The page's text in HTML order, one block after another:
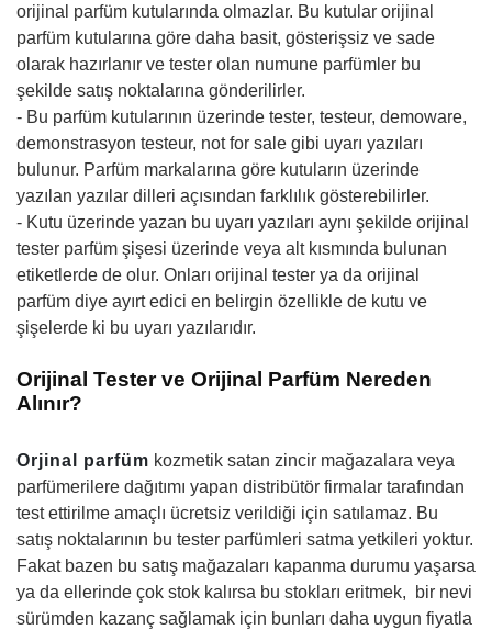
orijinal parfüm kutularında olmazlar. Bu kutular orijinal
parfüm kutularına göre daha basit, gösterişsiz ve sade
olarak hazırlanır ve tester olan numune parfümler bu
şekilde satış noktalarına gönderilirler.
- Bu parfüm kutularının üzerinde tester, testeur, demoware,
demonstrasyon testeur, not for sale gibi uyarı yazıları
bulunur. Parfüm markalarına göre kutuların üzerinde
yazılan yazılar dilleri açısından farklılık gösterebilirler.
- Kutu üzerinde yazan bu uyarı yazıları aynı şekilde orijinal
tester parfüm şişesi üzerinde veya alt kısmında bulunan
etiketlerde de olur. Onları orijinal tester ya da orijinal
parfüm diye ayırt edici en belirgin özellikle de kutu ve
şişelerde ki bu uyarı yazılarıdır.
Orijinal Tester ve Orijinal Parfüm Nereden
Alınır?
Orjinal parfüm kozmetik satan zincir mağazalara veya
parfümerilere dağıtımı yapan distribütör firmalar tarafından
test ettirilme amaçlı ücretsiz verildiği için satılamaz. Bu
satış noktalarının bu tester parfümleri satma yetkileri yoktur.
Fakat bazen bu satış mağazaları kapanma durumu yaşarsa
ya da ellerinde çok stok kalırsa bu stokları eritmek, bir nevi
sürümden kazanç sağlamak için bunları daha uygun fiyatla